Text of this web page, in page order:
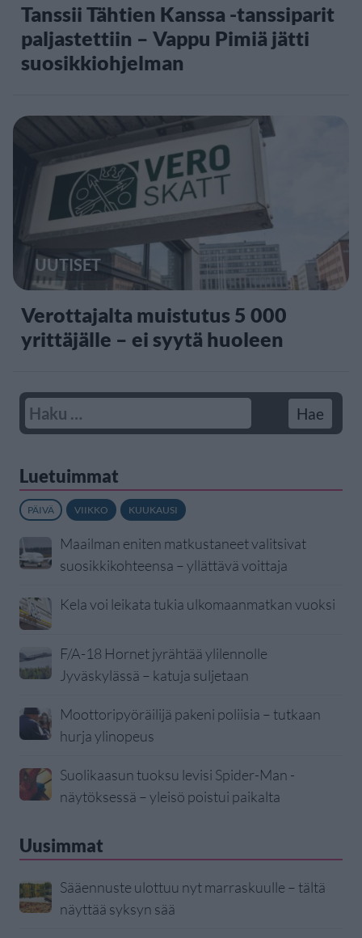
Tanssii Tähtien Kanssa -tanssiparit
paljastettiin – Vappu Pimiä jätti
suosikkiohjelman
UUTISET
Verottajalta muistutus 5 000
yrittäjälle – ei syytä huoleen
Luetuimmat
PÄIVÄ VIIKKO KUUKAUSI
Maailman eniten matkustaneet valitsivat
suosikkikohteensa – yllättävä voittaja
Kela voi leikata tukia ulkomaanmatkan vuoksi
F/A-18 Hornet jyrähtää ylilennolle
Jyväskylässä – katuja suljetaan
Moottoripyöräilijä pakeni poliisia – tutkaan
hurja ylinopeus
Suolikaasun tuoksu levisi Spider-Man -
näytöksessä – yleisö poistui paikalta
Uusimmat
Sääennuste ulottuu nyt marraskuulle – tältä
näyttää syksyn sää